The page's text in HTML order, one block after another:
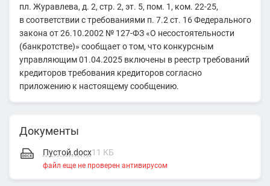
пл. Журавлева, д. 2, стр. 2, эт. 5, пом. 1, ком. 22-25,
в соответствии с требованиями п. 7.2 ст. 16 Федерального
закона от 26.10.2002 № 127-ФЗ «О несостоятельности
(банкротстве)» сообщает о том, что конкурсным
управляющим 01.04.2025 включены в реестр требований
кредиторов требования кредиторов согласно
приложению к настоящему сообщению.
Документы
Пустой.docx11 КБ
файл еще не проверен антивирусом